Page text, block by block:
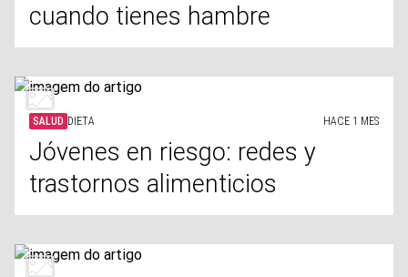
cuando tienes hambre
SALUD DIETA HACE 1 MES
Jóvenes en riesgo: redes y
trastornos alimenticios